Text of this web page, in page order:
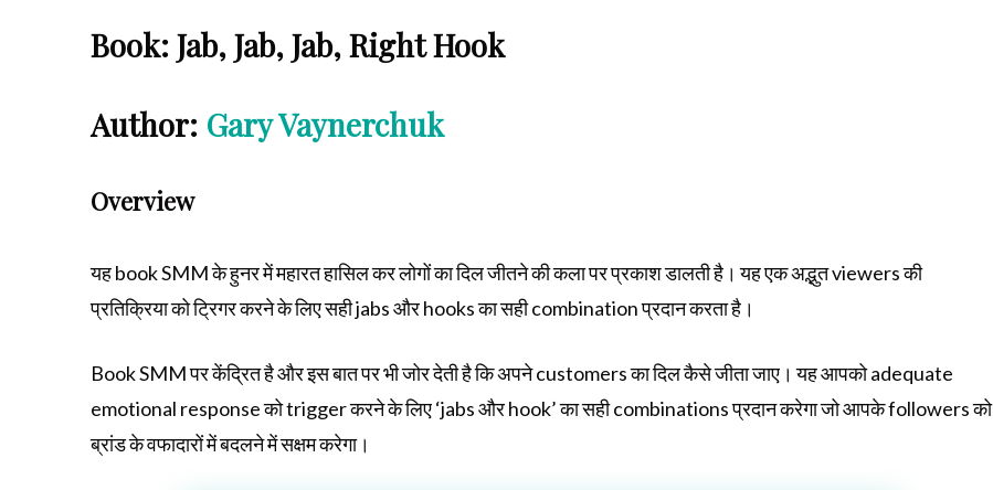
Book: Jab, Jab, Jab, Right Hook
Author: Gary Vaynerchuk
Overview
यह book SMM के हुनर में महारत हासिल कर लोगों का दिल जीतने की कला पर प्रकाश डालती है। यह एक अद्भुत viewers की
प्रतिक्रिया को ट्रिगर करने के लिए सही jabs और hooks का सही combination प्रदान करता है।
Book SMM पर केंद्रित है और इस बात पर भी जोर देती है कि अपने customers का दिल कैसे जीता जाए। यह आपको adequate
emotional response को trigger करने के लिए ‘jabs और hook’ का सही combinations प्रदान करेगा जो आपके followers को
ब्रांड के वफादारों में बदलने में सक्षम करेगा।